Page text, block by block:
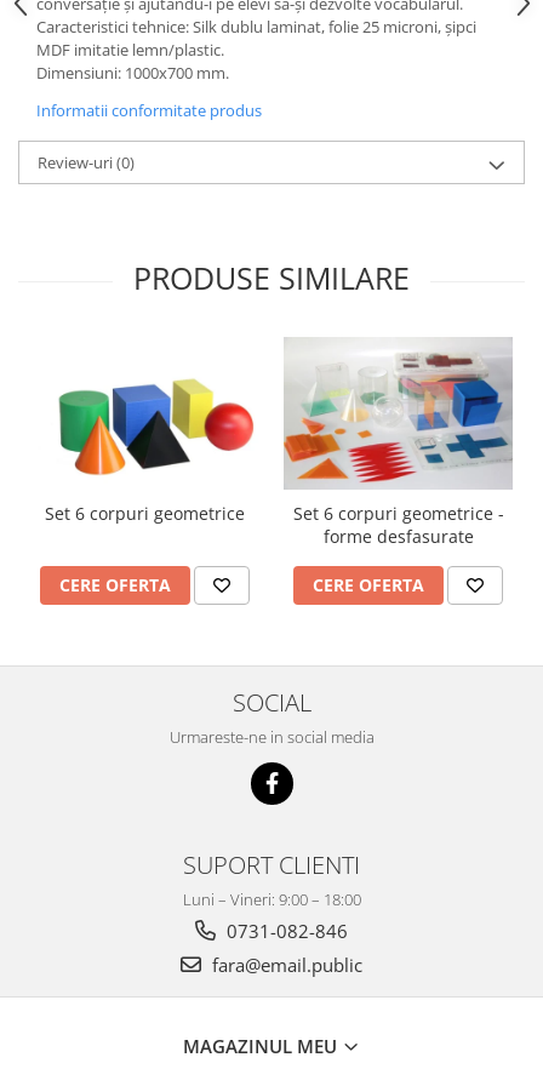
Accesorii
Panouri Afisare
Table magnetice din sticla
Caracteristici tehnice: Silk dublu laminat, folie 25 microni, şipci
MDF imitatie lemn/plastic.
Dimensiuni: 1000x700 mm.
Informatii conformitate produs
Review-uri(0)
PRODUSE SIMILARE
Set 6 corpuri geometrice
CERE OFERTA
Set 6 corpuri geometrice -
forme desfasurate
CERE OFERTA
SOCIAL
Urmareste-ne in social media
SUPORT CLIENTI
Luni – Vineri: 9:00 – 18:00
0731-082-846
fara@email.public
MAGAZINUL MEU